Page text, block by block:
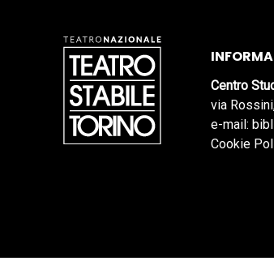
Centro
via
e-mail:
Cookie